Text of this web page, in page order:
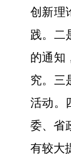
创新理
践。二
的通知
究。三
活动。
委、省
有较大